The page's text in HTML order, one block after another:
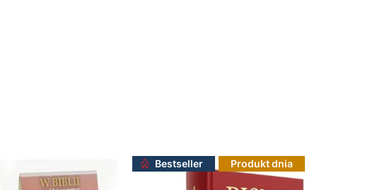
Bestseller Produkt dnia